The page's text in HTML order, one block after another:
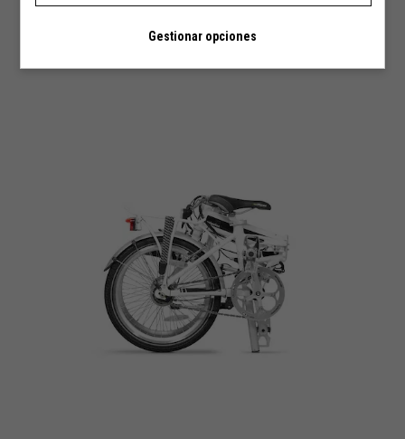
Gestionar opciones